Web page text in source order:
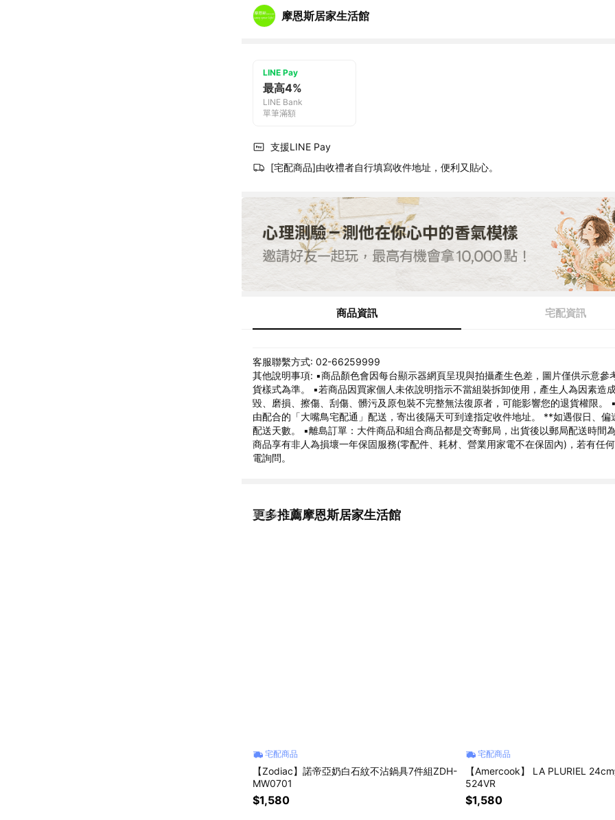
摩恩斯居家生活館
LINE Pay
最高4%
LINE Bank
單筆滿額
支援LINE Pay
[宅配商品]由收禮者自行填寫收件地址，便利又貼心。
商品資訊 宅配資訊
客服聯繫方式: 02-66259999
其他說明事項: ▪商品顏色會因每台顯示器網頁呈現與拍攝產生色差，圖片僅供示意參
貨樣式為準。 ▪若商品因買家個人未依說明指示不當組裝拆卸使用，產生人為因素造
毀、磨損、擦傷、刮傷、髒污及原包裝不完整無法復原者，可能影響您的退貨權限。
由配合的「大嘴鳥宅配通」配送，寄出後隔天可到達指定收件地址。 **如遇假日、偏
配送天數。 ▪離島訂單：大件商品和組合商品都是交寄郵局，出貨後以郵局配送時間
商品享有非人為損壞一年保固服務(零配件、耗材、營業用家電不在保固內)，若有任
電詢問。
更多推薦摩恩斯居家生活館
看更多
宅配商品
【Zodiac】諾帝亞奶白石紋不沾鍋具7件組ZDH-
MW0701
$1,580
宅配商品
【Amercook】 LA PLURIEL
524VR
$1,580